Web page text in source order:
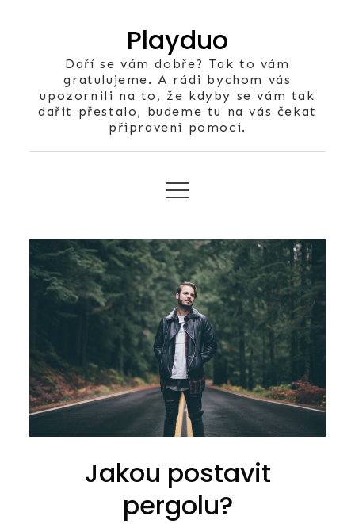
Playduo
Daří se vám dobře? Tak to vám
gratulujeme. A rádi bychom vás
upozornili na to, že kdyby se vám tak
dařit přestalo, budeme tu na vás čekat
připraveni pomoci.
Jakou postavit
pergolu?